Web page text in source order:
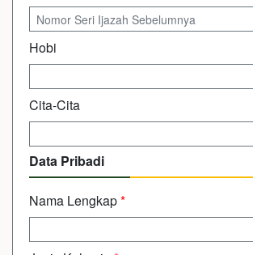
Hobi
Cita-Cita
Data Pribadi
Nama Lengkap*